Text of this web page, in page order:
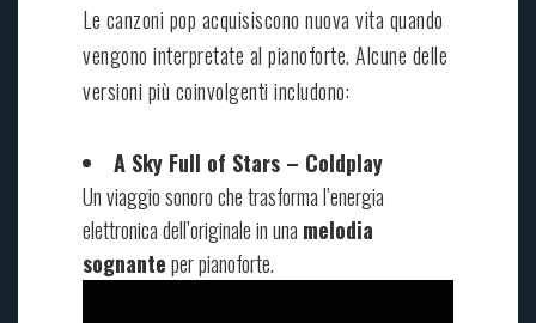
Le canzoni pop acquisiscono nuova vita quando
vengono interpretate al pianoforte. Alcune delle
versioni più coinvolgenti includono:
A Sky Full of Stars – Coldplay
Un viaggio sonoro che trasforma l’energia
elettronica dell’originale in una melodia
sognanteper pianoforte.